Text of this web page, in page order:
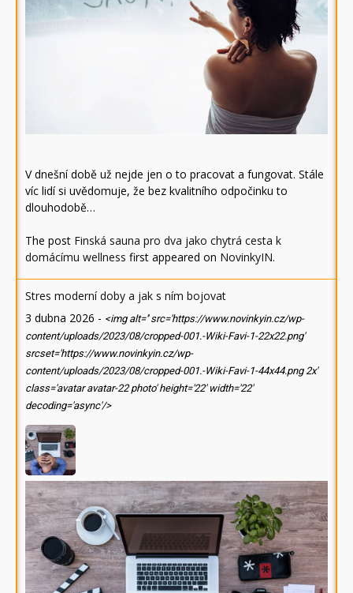
V dnešní době už nejde jen o to pracovat a fungovat. Stále
víc lidí si uvědomuje, že bez kvalitního odpočinku to
dlouhodobě…
The post Finská sauna pro dva jako chytrá cesta k
domácímu wellness first appeared on NovinkyIN.
Stres moderní doby a jak s ním bojovat
3 dubna 2026 - <img alt='' src='https://www.novinkyin.cz/wp-
content/uploads/2023/08/cropped-001.-Wiki-Favi-1-22x22.png'
srcset='https://www.novinkyin.cz/wp-
content/uploads/2023/08/cropped-001.-Wiki-Favi-1-44x44.png 2x'
class='avatar avatar-22 photo' height='22' width='22'
decoding='async'/>